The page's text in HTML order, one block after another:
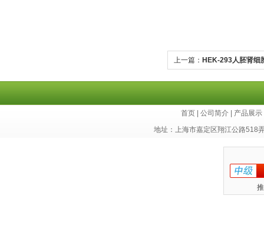
上一篇： HEK-293人胚肾细
首页 公司简介 产品展示
地址：上海市嘉定区翔江公路518